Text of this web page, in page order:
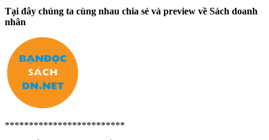
Tại đây chúng ta cùng nhau chia sẻ và preview về Sách doanh
nhân
*************************